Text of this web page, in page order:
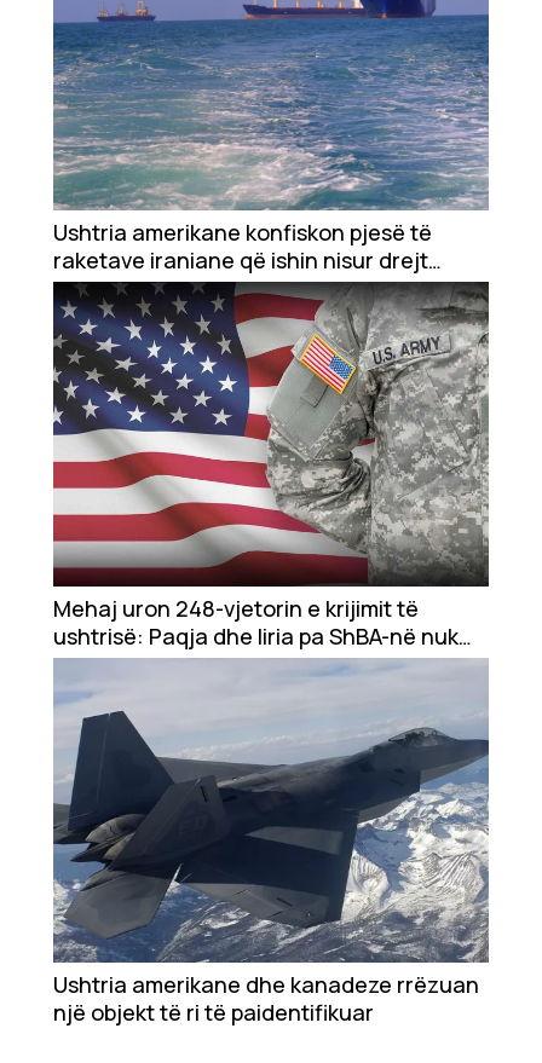
Ushtria amerikane konfiskon pjesë të
raketave iraniane që ishin nisur drejt
rebelëve Huthi
Mehaj uron 248-vjetorin e krijimit të
ushtrisë: Paqja dhe liria pa ShBA-në nuk
do të ishte e imagjinueshme
Ushtria amerikane dhe kanadeze rrëzuan
një objekt të ri të paidentifikuar